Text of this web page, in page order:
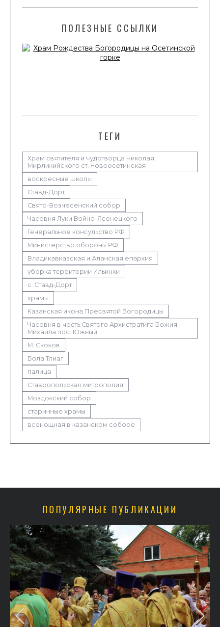
ПОЛЕЗНЫЕ ССЫЛКИ
ТЕГИ
Храм святителя и чудотворца Николая
Мирликийского ст. Новоосетинская
воскресные школы
Ставд-Дорт
Свято-Вознесенский собор
Часовня Луки Войно-Ясенецкого
Генеральное консульство РФ
Министерство обороны РФ
Владикавказская и Аланская епархия
уборка территории Ильинки
с. Ставд-Дорт
храмы
Казанская икона Пресвятой Богородицы
Часовня в честь Святого Архистратига Божия
Михаила пос. Южный
М. Скоков
Бола Тлиаг
палица
Ставропольская митрополия
Моздокский собор
старинные храмы
всенощная в казанском соборе
ПОПУЛЯРНЫЕ ПУБЛИКАЦИИ